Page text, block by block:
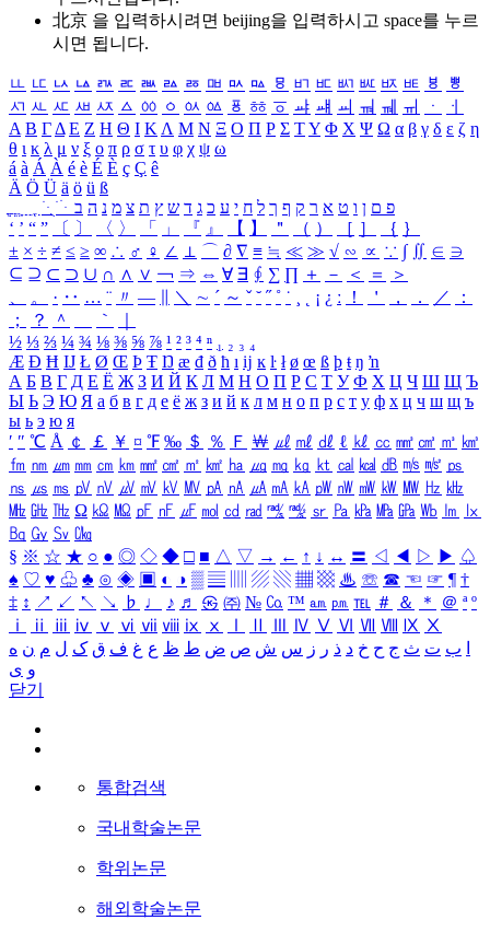
北京 을 입력하시려면 beijing을 입력하시고 space를 누르
시면 됩니다.
ㅥ ㅦ ㅧ ㅨ ㅩ ㅪ ㅫ ㅬ ㅭ ㅮ ㅯ ㅰ ㅱ ㅲ ㅳ ㅴ ㅵ ㅶ ㅷ ㅸ
ㅹ
ㅺ ㅻ ㅼ ㅽ ㅾ ㅿ ㆀ ㆁ ㆂ ㆃ ㆄ ㆅ ㆆ ㆇ ㆈ ㆉ ㆊ ㆋ ㆌ ㆍ
ㆎ
Α Β ΓΔ Ε Ζ Η Θ Ι ΚΛ Μ Ν Ξ Ο Π Ρ Σ ΤΥ Φ Χ Ψ Ω α β γ δ ε ζ η
θ ι κ λ μ ν ξ ο π ρ σ τ υ φ χ ψ ω
á à Á À é è É È ç Ç ê
Ä Ö Ü ä ö ü ß
ִֶֹ ֻּ ׁׂ פ ם ן ו ט א ר ק ף ך ל ח י ע כ ג ד ש ץ ת צ מ נ ה ב
‘ ’ “ ” 〔 〕 〈 〉 「 」 『 』 【 】 ＂ （ ） ［ ］ ｛ ｝
± × ÷ ≠ ≤ ≥ ∞ ∴ ♂ ♀ ∠ ⊥ ⌒ ∂ ∇ ≡ ≒ ≪ ≫ √ ∽ ∝ ∵ ∫ ∬ ∈ ∋
⊆ ⊇ ⊂ ⊃ ∪ ∩ ∧ ∨ ￢ ⇒ ⇔ ∀ ∃ ∮ ∑ ∏ ＋ － ＜ ＝
＞
、
。 · ‥ … ¨ 〃 ― ＼ ∼ ´ ～ ˇ ˘ ˝ ˚ ˙ ¸ ¡ ¿ ː ！ ＇ ， ． ／
：
；
？ ＾ ｀
½ ⅓ ⅔ ¼ ¾ ⅛ ⅜ ⅝ ⅞ ¹ ² ³ ⁴ ⁿ ₁ ₂ ₃ ₄
Æ Ð Ħ Ĳ Ł Ø Œ Þ Ŧ Ŋ æ đ ð ħ ı ĳ ĸ ŀ ł ø œ ß þ ŧ ŋ ŉ
А Б В Г Д Е Ё Ж З И Й К Л М Н О П Р С Т У Ф Х Ц Ч Ш Щ Ъ
Ы Ь Э Ю Я а б в г д е ё ж з и й к л м н о п р с т у ф х ц ч ш щ ъ
ы ь э ю я
′ ″ ℃ Å ￠ ￡ ￥ ¤ ℉ ‰ ＄ ％ Ｆ ￦ ㎕ ㎖ ㎗ ℓ ㎘ ㏄ ㎣ ㎤ ㎥ ㎦
㎙ ㎚ ㎛ ㎜ ㎝ ㎞ ㎟ ㎠ ㎡ ㎢ ㏊ ㎍ ㎎ ㎏ ㏏ ㎈ ㎉ ㏈ ㎧ ㎨ ㎰
㎱ ㎲ ㎳ ㎴ ㎵ ㎶ ㎷ ㎸ ㎹ ㎀ ㎁ ㎂ ㎃ ㎄ ㎺ ㎻ ㎽ ㎾ ㎿ ㎐ ㎑
㎒ ㎓ ㎔ Ω ㏀ ㏁ ㎊ ㎋ ㎌ ㏖ ㏅ ㎭ ㎮ ㎯ ㏛ ㎩ ㎪ ㎫ ㎬ ㏝ ㏐
㏓
㏃ ㏉ ㏜ ㏆
§ ※ ☆ ★ ○ ● ◎ ◇ ◆ □ ■ △ ▽ → ← ↑ ↓ ↔ 〓 ◁ ◀ ▷ ▶ ♤
♠ ♡ ♥ ♧ ♣ ⊙ ◈ ▣ ◐ ◑ ▒ ▤ ▨ ▧ ▦ ▩ ♨ ☏ ☎ ☜ ☞ ¶ †
‡ ↕ ↗ ↙ ↖ ↘ ♭ ♩ ♪ ♬ ㉿ ㈜ № ㏇ ™ ㏂ ㏘ ℡ ＃ ＆ ＊ ＠ ª º
ⅰ
ⅱ ⅲ ⅳ ⅴ ⅵ ⅶ ⅷ ⅸ ⅹ Ⅳ Ⅴ Ⅵ Ⅶ Ⅷ Ⅸ Ⅹ
ب ت ث ج ح خ د ذ ر ز س ش ص ض ط ظ ع غ ف ق ک ل م ن ه
و ی
닫기
통합검색
국내학술논문
학위논문
해외학술논문